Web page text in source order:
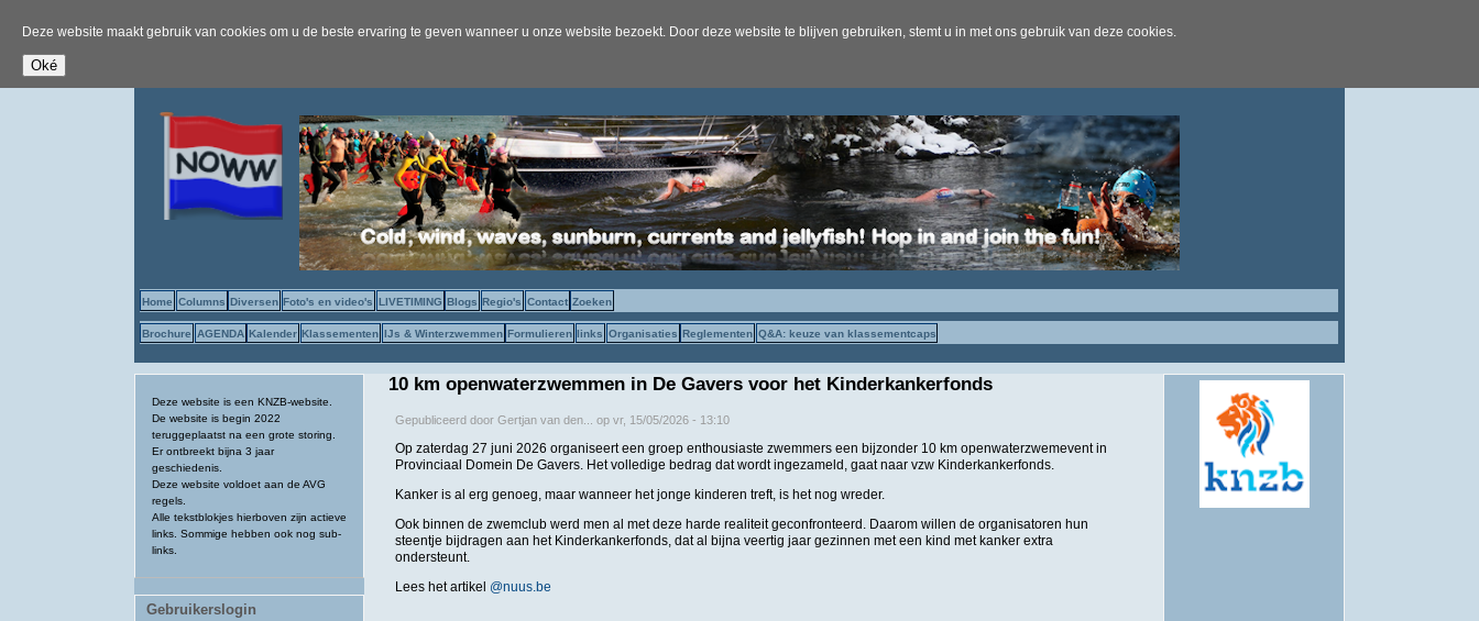
Deze website maakt gebruik van cookies om u de beste ervaring te geven wanneer u onze website bezoekt. Door deze website te blijven gebruiken, stemt u in met ons gebruik van deze cookies.
Home Columns Diversen Foto's en video's LIVETIMING Blogs Regio's Contact Zoeken
Brochure AGENDA Kalender Klassementen IJs & Winterzwemmen Formulieren links Organisaties Reglementen Q&A: keuze van klassementcaps
Deze website is een KNZB-website.
De website is begin 2022
teruggeplaatst na een grote storing.
Er ontbreekt bijna 3 jaar
geschiedenis.
Deze website voldoet aan de AVG
regels.
Alle tekstblokjes hierboven zijn actieve
links. Sommige hebben ook nog sub-
links.
Gebruikerslogin
10 km openwaterzwemmen in De Gavers voor het Kinderkankerfonds
Gepubliceerd door Gertjan van den... op vr, 15/05/2026 - 13:10
Op zaterdag 27 juni 2026 organiseert een groep enthousiaste zwemmers een bijzonder 10 km openwaterzwemevent in
Provinciaal Domein De Gavers. Het volledige bedrag dat wordt ingezameld, gaat naar vzw Kinderkankerfonds.
Kanker is al erg genoeg, maar wanneer het jonge kinderen treft, is het nog wreder.
Ook binnen de zwemclub werd men al met deze harde realiteit geconfronteerd. Daarom willen de organisatoren hun
steentje bijdragen aan het Kinderkankerfonds, dat al bijna veertig jaar gezinnen met een kind met kanker extra
ondersteunt.
Lees het artikel @nuus.be